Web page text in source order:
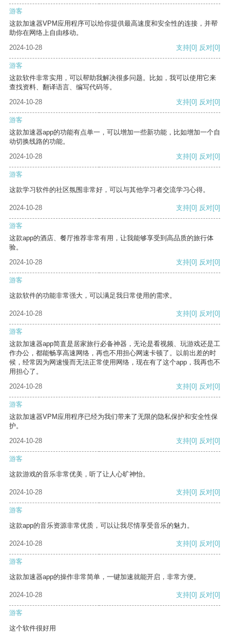
游客
这款加速器VPM应用程序可以给你提供最高速度和安全性的连接，并帮
助你在网络上自由移动。
2024-10-28
支持[0] 反对[0]
游客
这款软件非常实用，可以帮助我解决很多问题。比如，我可以使用它来
查找资料、翻译语言、编写代码等。
2024-10-28
支持[0] 反对[0]
游客
这款加速器app的功能有点单一，可以增加一些新功能，比如增加一个自
动切换线路的功能。
2024-10-28
支持[0] 反对[0]
游客
这款学习软件的社区氛围非常好，可以与其他学习者交流学习心得。
2024-10-28 支持[0] 反对[0]
游客
这款app的酒店、餐厅推荐非常有用，让我能够享受到高品质的旅行体
验。
2024-10-28
支持[0] 反对[0]
游客
这款软件的功能非常强大，可以满足我日常使用的需求。
2024-10-28 支持[0] 反对[0]
游客
这款加速器app简直是居家旅行必备神器，无论是看视频、玩游戏还是工
作办公，都能畅享高速网络，再也不用担心网速卡顿了。以前出差的时
候，经常因为网速慢而无法正常使用网络，现在有了这个app，我再也不
用担心了。
2024-10-28
支持[0] 反对[0]
游客
这款加速器VPM应用程序已经为我们带来了无限的隐私保护和安全性保
护。
2024-10-28
支持[0] 反对[0]
游客
这款游戏的音乐非常优美，听了让人心旷神怡。
2024-10-28 支持[0] 反对[0]
游客
这款app的音乐资源非常优质，可以让我尽情享受音乐的魅力。
2024-10-28 支持[0] 反对[0]
游客
这款加速器app的操作非常简单，一键加速就能开启，非常方便。
2024-10-28 支持[0] 反对[0]
游客
这个软件很好用